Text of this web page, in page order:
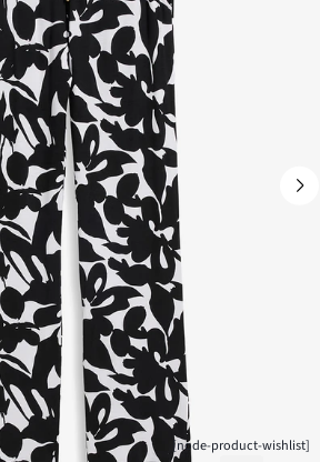
[node-product-wishlist]